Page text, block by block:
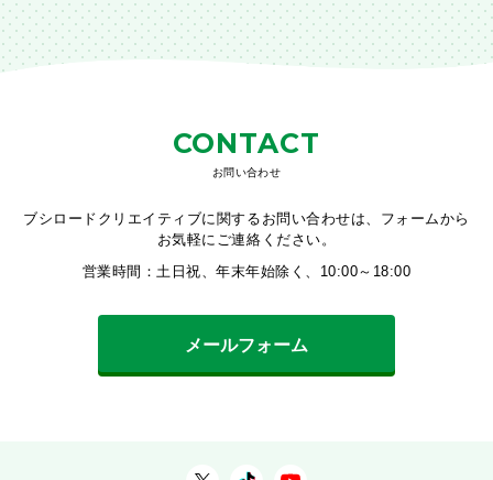
CONTACT
お問い合わせ
ブシロードクリエイティブに関するお問い合わせは、フォームから
お気軽にご連絡ください。
営業時間：土日祝、年末年始除く、10:00～18:00
メールフォーム